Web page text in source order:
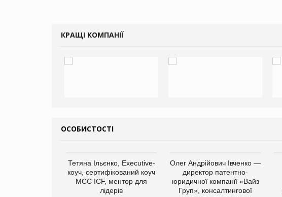
КРАЩІ КОМПАНІЇ
ОСОБИСТОСТІ
Тетяна Ільєнко, Executive-
коуч, сертифікований коуч
МСС ICF, ментор для
лідерів
Олег Андрійович Івченко —
директор патентно-
юридичної компанії «Вайз
Груп», консалтингової